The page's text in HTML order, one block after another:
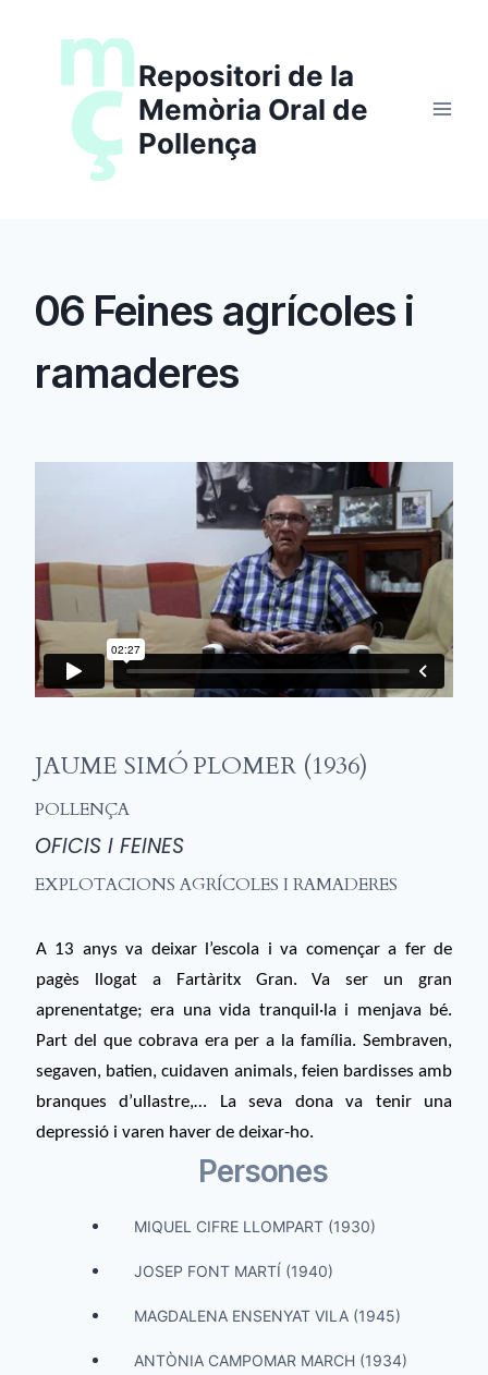
Repositori de la
Memòria Oral de
Pollença
06 Feines agrícoles i
ramaderes
JAUME SIMÓ PLOMER (1936)
POLLENÇA
OFICIS I FEINES
EXPLOTACIONS AGRÍCOLES I RAMADERES
A 13 anys va deixar l’escola i va començar a fer de
pagès llogat a Fartàritx Gran. Va ser un gran
aprenentatge; era una vida tranquil·la i menjava bé.
Part del que cobrava era per a la família. Sembraven,
segaven, batien, cuidaven animals, feien bardisses amb
branques d’ullastre,… La seva dona va tenir una
depressió i varen haver de deixar-ho.
Persones
MIQUEL CIFRE LLOMPART (1930)
JOSEP FONT MARTÍ (1940)
MAGDALENA ENSENYAT VILA (1945)
ANTÒNIA CAMPOMAR MARCH (1934)